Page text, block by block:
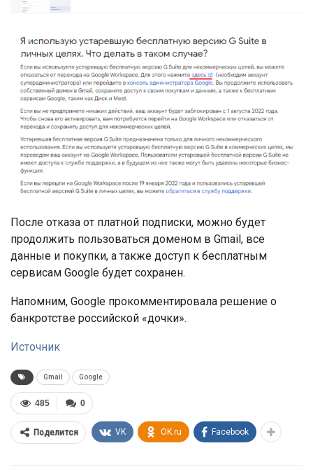
После отказа от платной подписки, можно будет
продолжить пользоваться доменом в Gmail, все
данные и покупки, а также доступ к бесплатным
сервисам Google будет сохранен.
Напомним, Google прокомментировала решение о
банкротстве российской «дочки».
Источник
Gmail Google
0
485
Поделится VK OK.ru Facebook